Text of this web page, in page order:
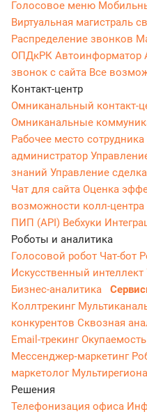
Голосовое меню
Виртуальная магистраль
Распределение звонков
ОПДкРК Автоинформатор
звонок с сайта Все
Контакт-центр
Омниканальный контакт-
Омниканальные
Рабочее место сотрудника
администратор
знаний Управление
Чат для сайта Оценка
возможности колл-центра
ПИП (API) Вебхуки
Роботы и аналитика
Голосовой робот Чат-бот
Искусственный интеллект
Бизнес-аналитика
Коллтрекинг
конкурентов Сквозная
Email-трекинг
Мессенджер‑маркетинг
маркетолог
Решения
Телефонизация офиса